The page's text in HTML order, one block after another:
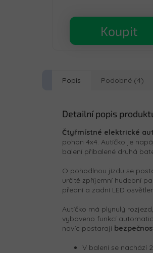
Koupit
Popis Podobné (4)
Detailní popis
Čtyřmístné elektrické
pohon 4x4. Autíčko je
balení přibalené druhá
O pohodlnou jízdu se
určitě zpříjemní hudební
přední a zadní LED
Autíčko má plynulý
vybaveno funkcí
navíc postarají
V balení se nachází